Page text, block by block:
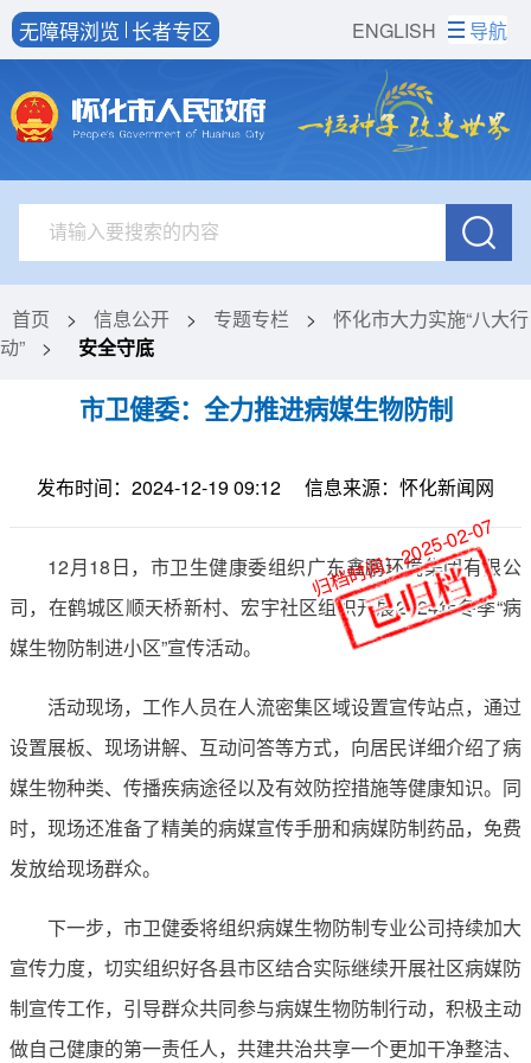
ENGLISH
无障碍浏览 长者专区 导航
首页 > 信息公开 > 专题专栏 >
怀化市大力实施“八大行
动”
> 安全守底
市卫健委：全力推进病媒生物防制
发布时间：2024-12-19 09:12 信息来源：怀化新闻网
12月18日，市卫生健康委组织广东鑫鹏环境集团有限公
司，在鹤城区顺天桥新村、宏宇社区组织开展2024年冬季“病
媒生物防制进小区”宣传活动。
活动现场，工作人员在人流密集区域设置宣传站点，通过
设置展板、现场讲解、互动问答等方式，向居民详细介绍了病
媒生物种类、传播疾病途径以及有效防控措施等健康知识。同
时，现场还准备了精美的病媒宣传手册和病媒防制药品，免费
发放给现场群众。
下一步，市卫健委将组织病媒生物防制专业公司持续加大
宣传力度，切实组织好各县市区结合实际继续开展社区病媒防
制宣传工作，引导群众共同参与病媒生物防制行动，积极主动
做自己健康的第一责任人，共建共治共享一个更加干净整洁、
归档时间：2025-02-07